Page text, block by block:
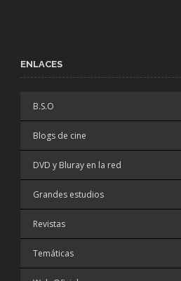
ENLACES
B.S.O
Blogs de cine
DVD y Bluray en la red
Grandes estudios
Revistas
Temáticas